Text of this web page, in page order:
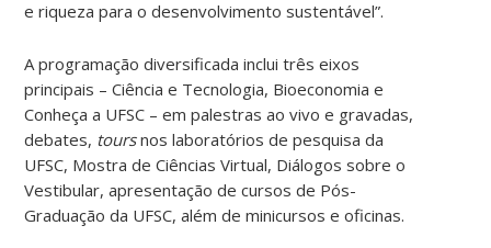
e riqueza para o desenvolvimento sustentável”.
A programação diversificada inclui três eixos
principais – Ciência e Tecnologia, Bioeconomia e
Conheça a UFSC – em palestras ao vivo e gravadas,
debates, toursnos laboratórios de pesquisa da
UFSC, Mostra de Ciências Virtual, Diálogos sobre o
Vestibular, apresentação de cursos de Pós-
Graduação da UFSC, além de minicursos e oficinas.